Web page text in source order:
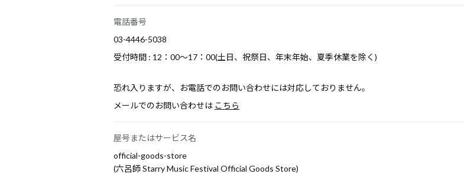
電話番号
03-4446-5038
受付時間 : 12：00～17：00(土日、祝祭日、年末年始、夏季休業を除く)
恐れ入りますが、お電話でのお問い合わせには対応しておりません。
メールでのお問い合わせは こちら
屋号またはサービス名
official-goods-store
(六呂師 Starry Music Festival Official Goods Store)